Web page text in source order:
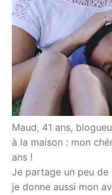
Maud, 41 ans,
à la maison : mon
ans !
Je partage un peu de
je donne aussi mon